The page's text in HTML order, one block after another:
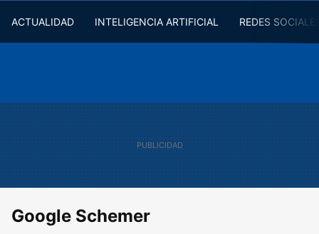
ACTUALIDAD INTELIGENCIA ARTIFICIAL REDES
Google Schemer